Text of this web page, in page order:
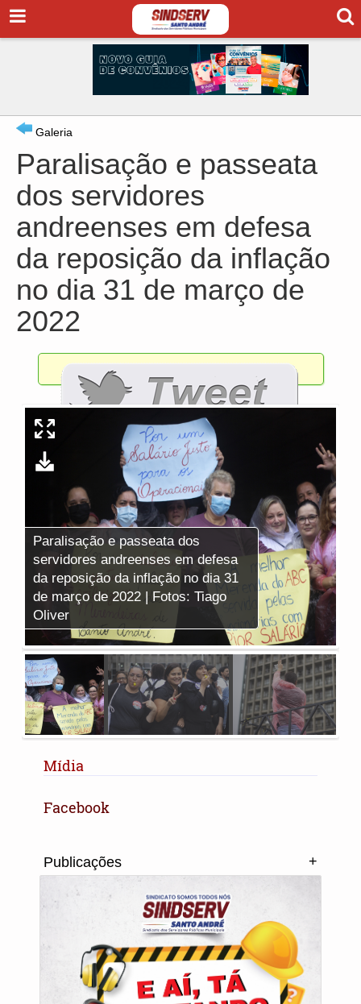
Galeria
Paralisação e passeata
dos servidores
andreenses em defesa
da reposição da inflação
no dia 31 de março de
2022
Paralisação e passeata dos
servidores andreenses em defesa
da reposição da inflação no dia 31
de março de 2022 | Fotos: Tiago
Oliver
Mídia
Facebook
Publicações +